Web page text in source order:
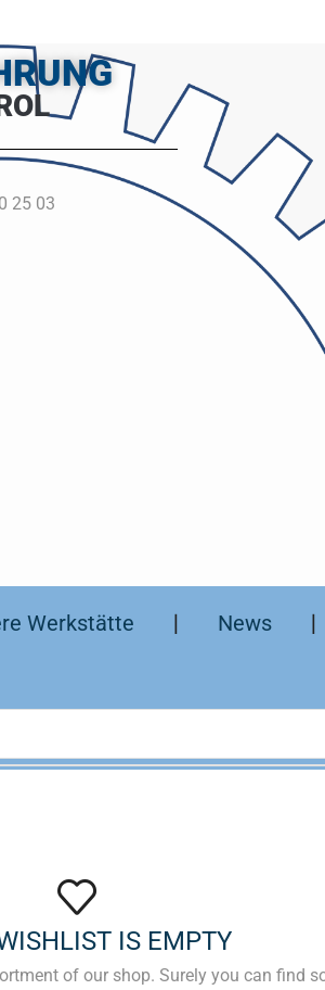
25 03
Werkstätte ❘ News ❘
IS EMPTY
of our shop. Surely you can find